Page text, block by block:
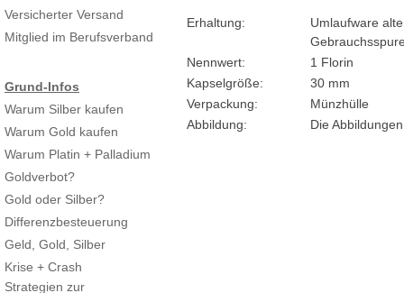
Versicherter Versand
Mitglied im Berufsverband
Grund-Infos
Warum Silber kaufen
Warum Gold kaufen
Warum Platin + Palladium
Goldverbot?
Gold oder Silber?
Differenzbesteuerung
Geld, Gold, Silber
Krise + Crash
Strategien zur
Erhaltung:
Umlaufware
Nennwert:
1 Florin
Kapselgröße:
30 mm
Verpackung:
Münzhülle
Abbildung:
Die